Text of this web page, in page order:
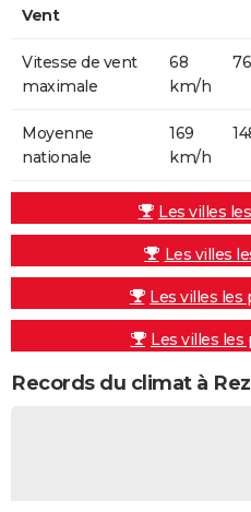
Vent
Vitesse de vent
maximale
68
km/h
Moyenne
nationale
169
km/h
Les villes
Les villes
Les villes les
Les villes les
Records du climat à